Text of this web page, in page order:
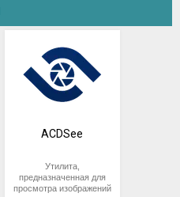
ACDSee
Утилита,
предназначенная для
просмотра изображений